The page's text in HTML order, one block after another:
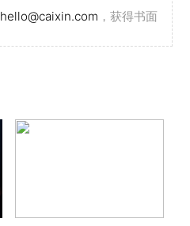
hello@caixin.com ，获得书面